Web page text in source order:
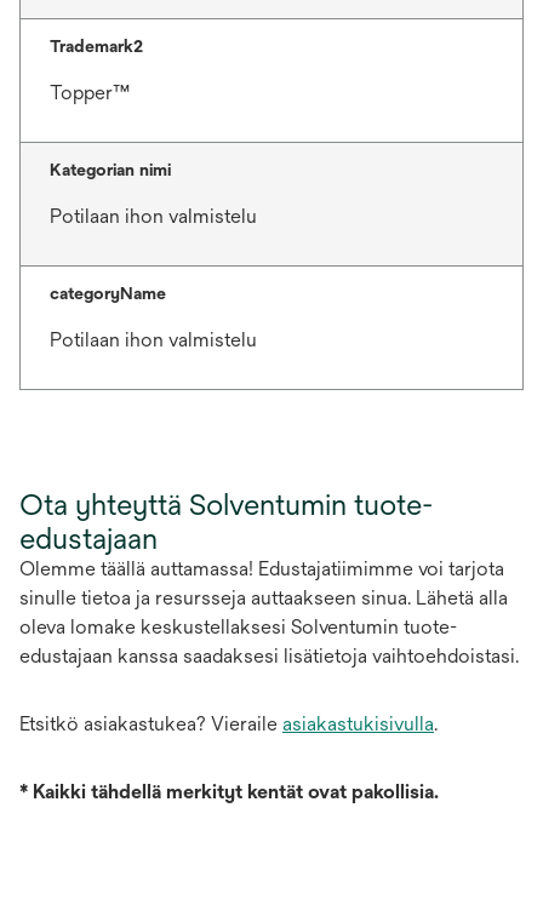
Trademark2
Topper™
Kategorian nimi
Potilaan ihon valmistelu
categoryName
Potilaan ihon valmistelu
Ota yhteyttä Solventumin tuote-
edustajaan
Olemme täällä auttamassa! Edustajatiimimme voi tarjota
sinulle tietoa ja resursseja auttaakseen sinua. Lähetä alla
oleva lomake keskustellaksesi Solventumin tuote-
edustajaan kanssa saadaksesi lisätietoja vaihtoehdoistasi.
Etsitkö asiakastukea? Vieraile asiakastukisivulla.
* Kaikki tähdellä merkityt kentät ovat pakollisia.